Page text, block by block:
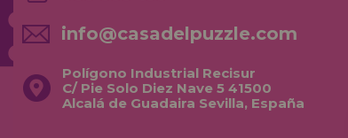
info@casadelpuzzle.com
Polígono Industrial Recisur
C/ Pie Solo Diez Nave 5 41500
Alcalá de Guadaira Sevilla, España